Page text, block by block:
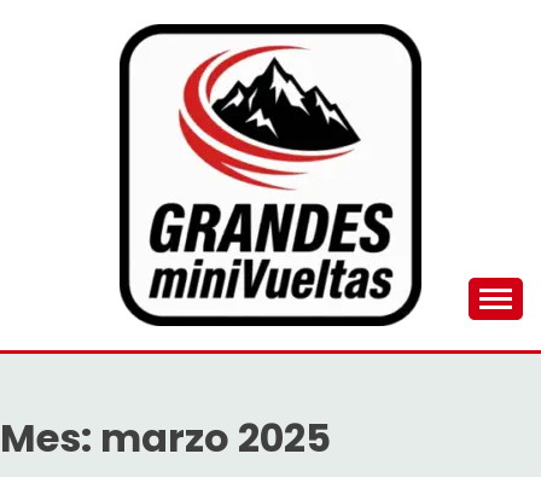
GRANDES
MINIVUELTAS
Mes: marzo 2025